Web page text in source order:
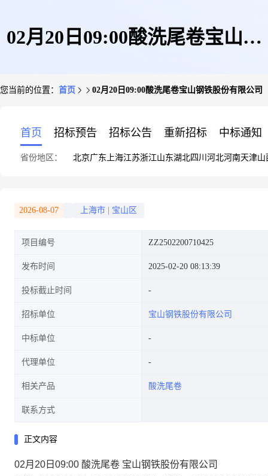
02月20日09:00酸洗尾卷宝山钢
您当前的位置： 首页 02月20日09:00酸洗尾卷宝山钢铁股份有限公司
首页 招标预告 招标公告 重新招标 中标通知
省份地区： 北京广东 上海江苏浙江山东湖北四川 河北河南天津山
2026-08-07 上海市 宝山区
项目编号 ZZ2502200710425
发布时间 2025-02-20 08:13:39
投标截止时间
招标单位 宝山钢铁股份有限公司
中标单位
代理单位
相关产品 酸洗尾卷
联系方式
正文内容
02月20日09:00 酸洗尾卷 宝山钢铁股份有限公司